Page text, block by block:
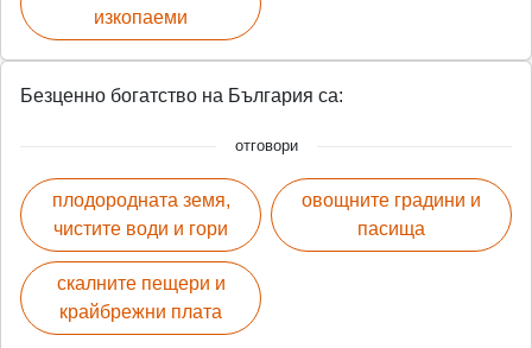
изкопаеми
Безценно богатство на България са:
отговори
плодородната земя,
чистите води и гори
скалните пещери и
крайбрежни плата
овощните градини и
пасища